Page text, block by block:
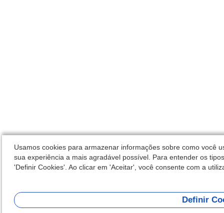
Usamos cookies para armazenar informações sobre como você
sua experiência a mais agradável possível. Para entender os
'Definir Cookies'. Ao clicar em 'Aceitar', você consente com a
Definir